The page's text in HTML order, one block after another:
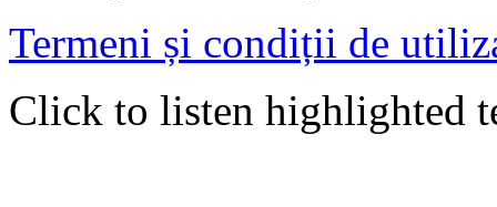
Termeni și condiții de
Click to listen highlighted